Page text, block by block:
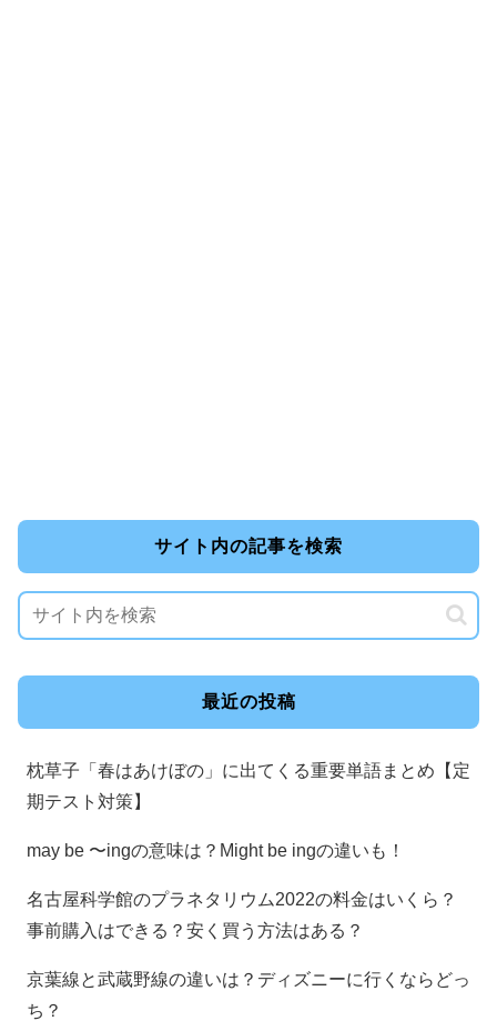
サイト内の記事を検索
最近の投稿
枕草子「春はあけぼの」に出てくる重要単語まとめ【定
期テスト対策】
may be 〜ingの意味は？Might be ingの違いも！
名古屋科学館のプラネタリウム2022の料金はいくら？
事前購入はできる？安く買う方法はある？
京葉線と武蔵野線の違いは？ディズニーに行くならどっ
ち？